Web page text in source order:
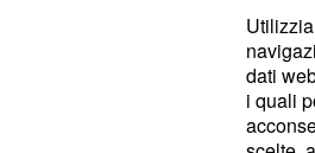
Voltate
posizione
dati
i quali